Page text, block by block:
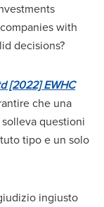
with
decisions?
[2022] EWHC
che una
questioni
tipo e un solo
ingiusto